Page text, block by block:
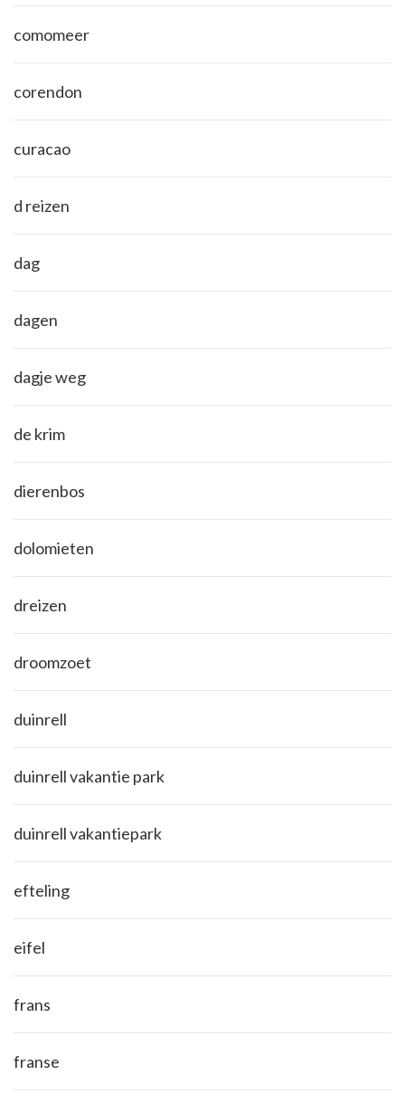
comomeer
corendon
curacao
d reizen
dag
dagen
dagje weg
de krim
dierenbos
dolomieten
dreizen
droomzoet
duinrell
duinrell vakantie park
duinrell vakantiepark
efteling
eifel
frans
franse